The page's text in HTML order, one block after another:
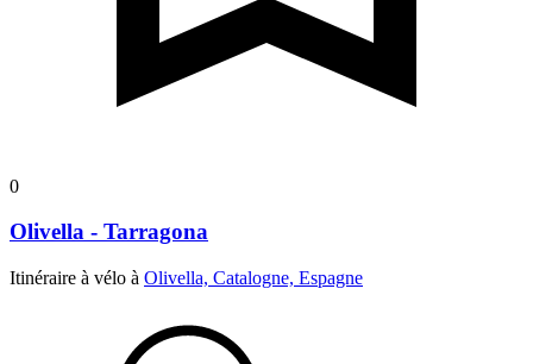
0
Olivella - Tarragona
Itinéraire à vélo à Olivella, Catalogne, Espagne